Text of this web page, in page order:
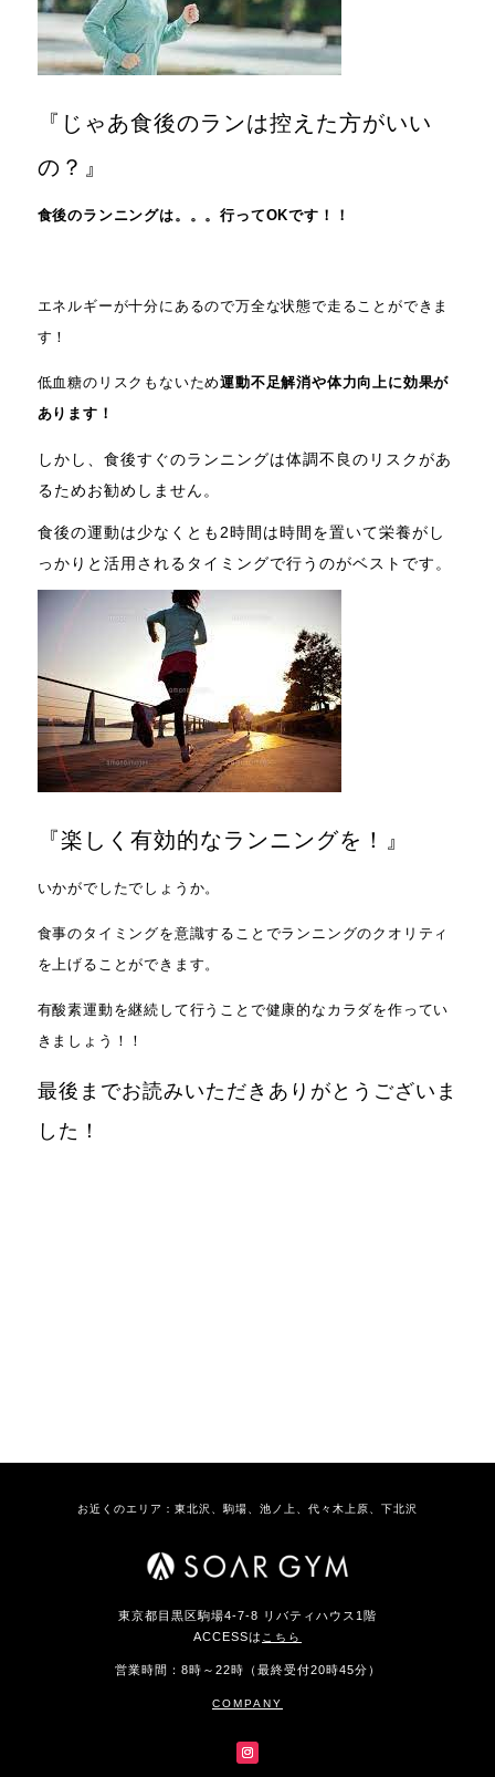
『じゃあ食後のランは控えた方がいい
の？』
食後のランニングは。。。行ってOKです！！
エネルギーが十分にあるので万全な状態で走ることができま
す！
低血糖のリスクもないため運動不足解消や体力向上に効果が
あります！
しかし、食後すぐのランニングは体調不良のリスクがあ
るためお勧めしません。
食後の運動は少なくとも2時間は時間を置いて栄養がし
っかりと活用されるタイミングで行うのがベストです。
『楽しく有効的なランニングを！』
いかがでしたでしょうか。
食事のタイミングを意識することでランニングのクオリティ
を上げることができます。
有酸素運動を継続して行うことで健康的なカラダを作ってい
きましょう！！
最後までお読みいただきありがとうございま
した！
お近くのエリア：東北沢、駒場、池ノ上、代々木上原、下北沢
東京都目黒区駒場4-7-8 リバティハウス1階
ACCESSは こちら
営業時間：8時～22時（最終受付20時45分）
COMPANY